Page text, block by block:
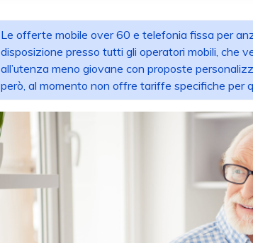
Le offerte mobile over 60 e telefonia fissa per
disposizione presso tutti gli operatori mobili, che
all’utenza meno giovane con proposte
però, al momento non offre tariffe specifiche per